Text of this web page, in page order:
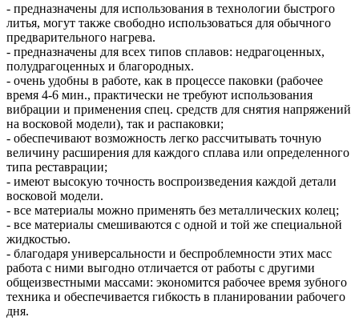
- предназначены для использования в технологии быстрого
литья, могут также свободно использоваться для обычного
предварительного нагрева.
- предназначены для всех типов сплавов: недрагоценных,
полудрагоценных и благородных.
- очень удобны в работе, как в процессе паковки (рабочее
время 4-6 мин., практически не требуют использования
вибрации и применения спец. средств для снятия напряжений
на восковой модели), так и распаковки;
- обеспечивают возможность легко рассчитывать точную
величину расширения для каждого сплава или определенного
типа реставрации;
- имеют высокую точность воспроизведения каждой детали
восковой модели.
- все материалы можно применять без металлических колец;
- все материалы смешиваются с одной и той же специальной
жидкостью.
- благодаря универсальности и беспроблемности этих масс
работа с ними выгодно отличается от работы с другими
общеизвестными массами: экономится рабочее время зубного
техника и обеспечивается гибкость в планировании рабочего
дня.